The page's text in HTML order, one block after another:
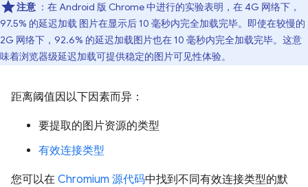
注意 ：在 Android 版 Chrome 中进行的实验表明，在 4G 网络下，
97.5% 的延迟加载 图片在显示后 10 毫秒内完全加载完毕。即使在较慢的
2G 网络下，92.6% 的延迟加载图片也在 10 毫秒内完全加载完毕。这意
味着浏览器级延迟加载可提供稳定的图片可见性体验。
距离阈值因以下因素而异：
要提取的图片资源的类型
有效连接类型
您可以在 Chromium 源代码中找到不同有效连接类型的默